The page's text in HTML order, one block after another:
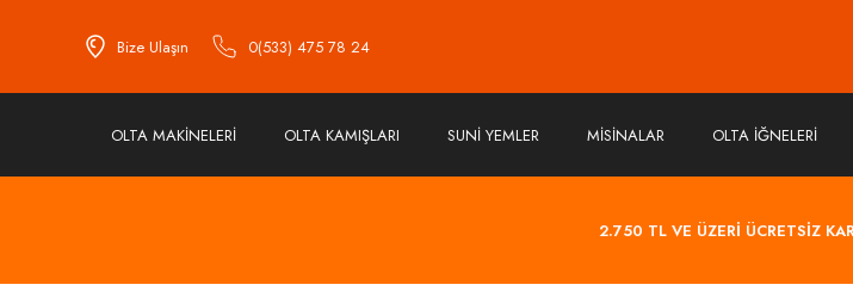
Bize Ulaşın 0(533) 475 78 24
OLTA MAKİNELERİ OLTA KAMIŞLARI SUNİ YEMLER MİSİNALAR OLTA İĞNELERİ
2.750 TL VE ÜZERİ ÜCRETSİZ